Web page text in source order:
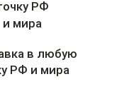
в любую
РФ и мира